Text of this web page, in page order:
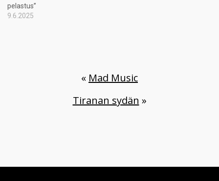
pelastus”
9.6.2025
« Mad Music
Tiranan sydän »